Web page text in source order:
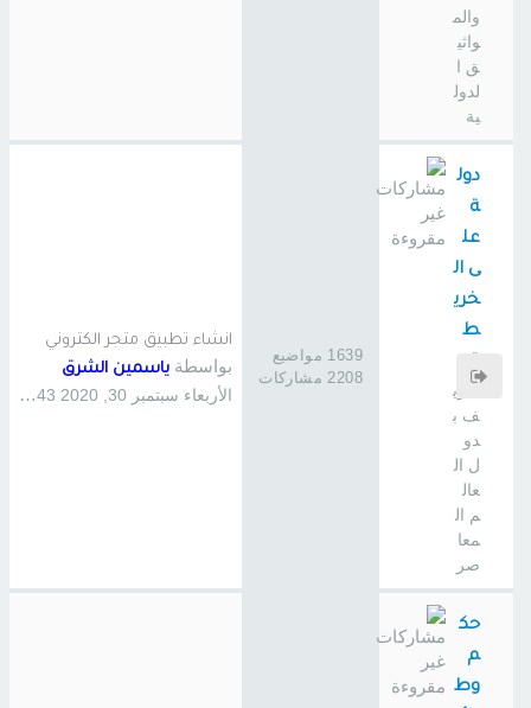
والم
واثي
ق ا
لدول
ية
دول
ة
عل
ى ال
خري
ط
تعري
ف ب
دو
ل ال
عال
م ال
معا
صر
1639 مواضيع
2208 مشاركات
انشاء تطبيق متجر الكتروني
بواسطة ياسمين الشرق
الأربعاء سبتمبر 30, 2020 11:43 pm
حك
م
وط